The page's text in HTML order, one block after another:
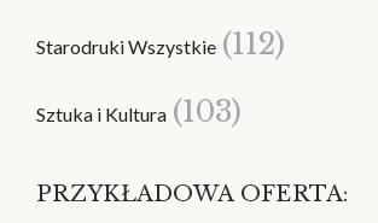
Starodruki Wszystkie (112)
Sztuka i Kultura (103)
PRZYKŁADOWA OFERTA: